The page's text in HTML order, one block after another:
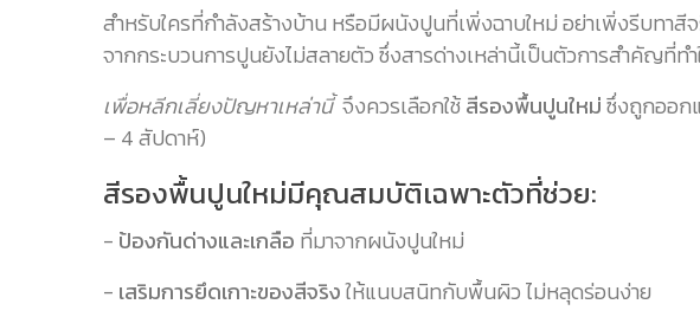
สำหรับใครที่กำลังสร้างบ้าน หรือมีผนังปูนที่เพิ่งฉาบใหม่ อย่าเพิ่งรีบทาสีจ
จากกระบวนการปูนยังไม่สลายตัว ซึ่งสารด่างเหล่านี้เป็นตัวการสำคัญที่ทำ
เพื่อหลีกเลี่ยงปัญหาเหล่านี้จึงควรเลือกใช้สีรองพื้นปูนใหม่ซึ่งถูกออก
– 4 สัปดาห์)
สีรองพื้นปูนใหม่มีคุณสมบัติเฉพาะตัวที่ช่วย:
- ป้องกันด่างและเกลือ ที่มาจากผนังปูนใหม่
- เสริมการยึดเกาะของสีจริงให้แนบสนิทกับพื้นผิว ไม่หลุดร่อนง่าย